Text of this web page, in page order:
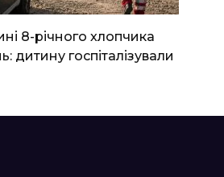
8-річного хлопчика
дитину госпіталізували